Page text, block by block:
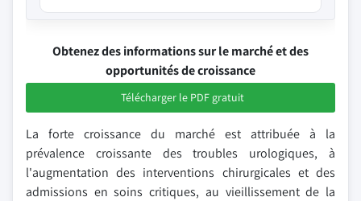
Obtenez des informations sur le marché et des
opportunités de croissance
Télécharger le PDF gratuit
La forte croissance du marché est attribuée à la
prévalence croissante des troubles urologiques, à
l'augmentation des interventions chirurgicales et des
admissions en soins critiques, au vieillissement de la